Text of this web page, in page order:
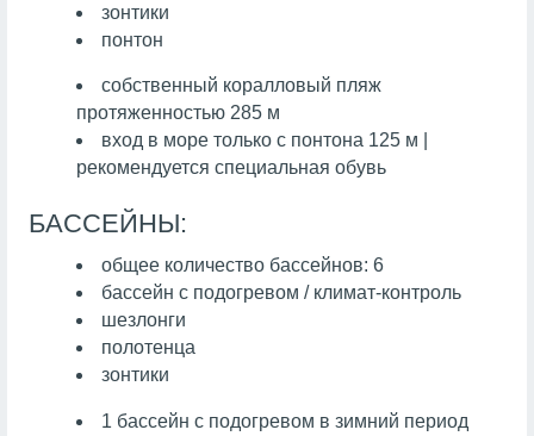
зонтики
понтон
собственный коралловый пляж
протяженностью 285 м
вход в море только с понтона 125 м |
рекомендуется специальная обувь
БАССЕЙНЫ:
общее количество бассейнов: 6
бассейн с подогревом / климат-контроль
шезлонги
полотенца
зонтики
1 бассейн с подогревом в зимний период